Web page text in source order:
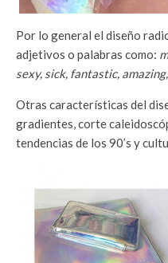
Por lo general el diseño
adjetivos o palabras como:
sexy, sick, fantastic,
Otras características del
gradientes, corte
tendencias de los 90’s y